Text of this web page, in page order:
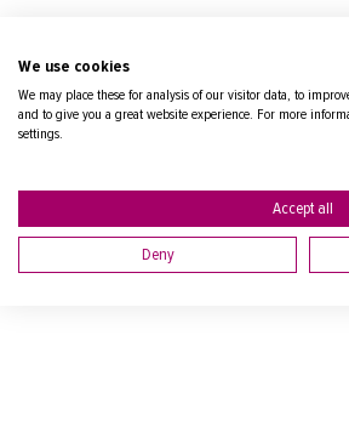
We use cookies
We may place these for analysis of our visitor data, to
and to give you a great website experience. For more
settings.
Accept all
Deny